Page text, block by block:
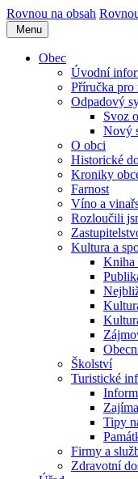
Rovnou na obsah
Menu
Obec
Úvodní
Příručka pro
Odpadový
Svoz
Nový
O obci
Historické
Kroniky
Farnost
Víno a
Rozloučili
Kultura a
Kniha
Školství
Turistické
Tipy
Firmy a
Zdravotní